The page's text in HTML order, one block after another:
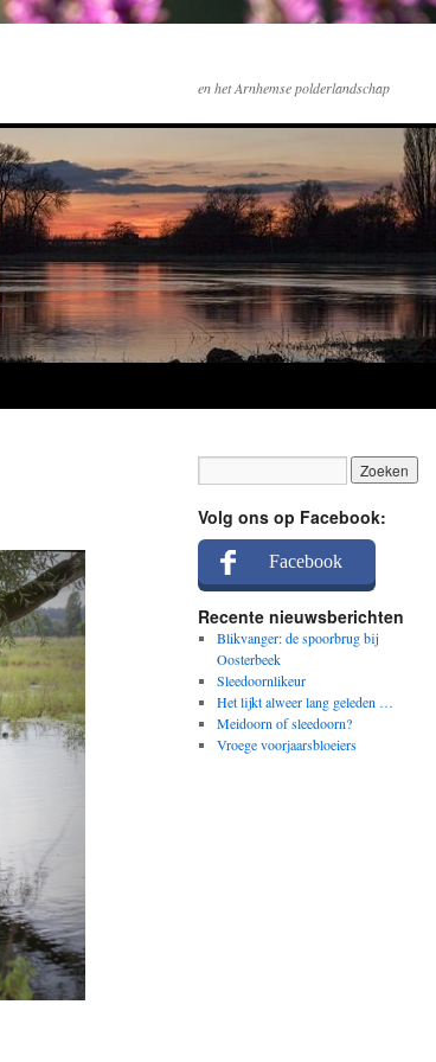
en het Arnhemse polderlandschap
Volg ons op Facebook:
Facebook
Recente nieuwsberichten
Blikvanger: de spoorbrug bij
Oosterbeek
Sleedoornlikeur
Het lijkt alweer lang geleden …
Meidoorn of sleedoorn?
Vroege voorjaarsbloeiers